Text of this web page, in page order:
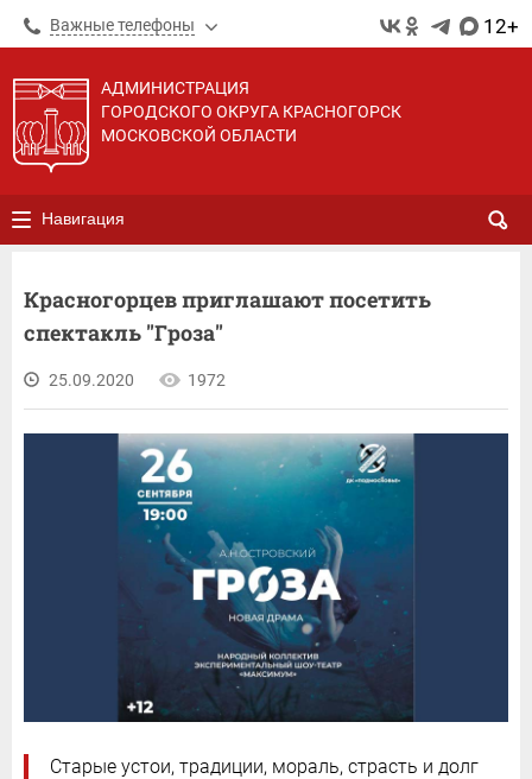
Важные телефоны 12+
АДМИНИСТРАЦИЯ
ГОРОДСКОГО ОКРУГА КРАСНОГОРСК
МОСКОВСКОЙ ОБЛАСТИ
Навигация
Красногорцев приглашают посетить
спектакль "Гроза"
25.09.2020 1972
Старые устои, традиции, мораль, страсть и долг